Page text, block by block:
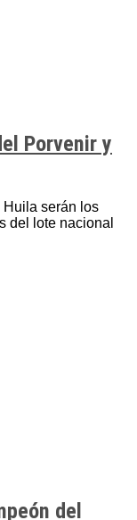
Porvenir y
Huila serán los
del lote nacional
del